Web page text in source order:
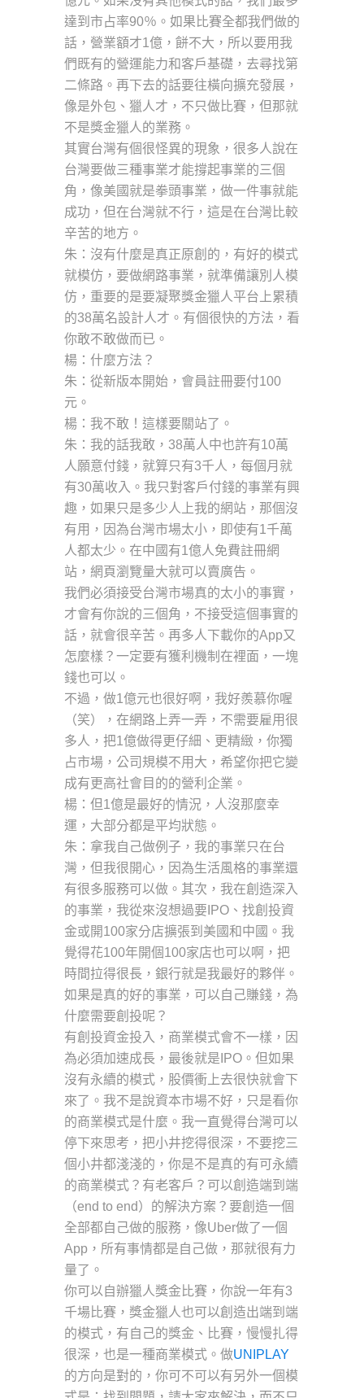
達到市占率90％。如果比賽全都我們做的
話，營業額才1億，餅不大，所以要用我
們既有的營運能力和客戶基礎，去尋找第
二條路。再下去的話要往橫向擴充發展，
像是外包、獵人才，不只做比賽，但那就
不是獎金獵人的業務。
其實台灣有個很怪異的現象，很多人說在
台灣要做三種事業才能撐起事業的三個
角，像美國就是拳頭事業，做一件事就能
成功，但在台灣就不行，這是在台灣比較
辛苦的地方。
朱：沒有什麼是真正原創的，有好的模式
就模仿，要做網路事業，就準備讓別人模
仿，重要的是要凝聚獎金獵人平台上累積
的38萬名設計人才。有個很快的方法，看
你敢不敢做而已。
楊：什麼方法？
朱：從新版本開始，會員註冊要付100
元。
楊：我不敢！這樣要關站了。
朱：我的話我敢，38萬人中也許有10萬
人願意付錢，就算只有3千人，每個月就
有30萬收入。我只對客戶付錢的事業有興
趣，如果只是多少人上我的網站，那個沒
有用，因為台灣市場太小，即使有1千萬
人都太少。在中國有1億人免費註冊網
站，網頁瀏覽量大就可以賣廣告。
我們必須接受台灣市場真的太小的事實，
才會有你說的三個角，不接受這個事實的
話，就會很辛苦。再多人下載你的App又
怎麼樣？一定要有獲利機制在裡面，一塊
錢也可以。
不過，做1億元也很好啊，我好羨慕你喔
（笑），在網路上弄一弄，不需要雇用很
多人，把1億做得更仔細、更精緻，你獨
占市場，公司規模不用大，希望你把它變
成有更高社會目的的營利企業。
楊：但1億是最好的情況，人沒那麼幸
運，大部分都是平均狀態。
朱：拿我自己做例子，我的事業只在台
灣，但我很開心，因為生活風格的事業還
有很多服務可以做。其次，我在創造深入
的事業，我從來沒想過要IPO、找創投資
金或開100家分店擴張到美國和中國。我
覺得花100年開個100家店也可以啊，把
時間拉得很長，銀行就是我最好的夥伴。
如果是真的好的事業，可以自己賺錢，為
什麼需要創投呢？
有創投資金投入，商業模式會不一樣，因
為必須加速成長，最後就是IPO。但如果
沒有永續的模式，股價衝上去很快就會下
來了。我不是說資本市場不好，只是看你
的商業模式是什麼。我一直覺得台灣可以
停下來思考，把小井挖得很深，不要挖三
個小井都淺淺的，你是不是真的有可永續
的商業模式？有老客戶？可以創造端到端
（end to end）的解決方案？要創造一個
全部都自己做的服務，像Uber做了一個
App，所有事情都是自己做，那就很有力
量了。
你可以自辦獵人獎金比賽，你說一年有3
千場比賽，獎金獵人也可以創造出端到端
的模式，有自己的獎金、比賽，慢慢扎得
很深，也是一種商業模式。做UNIPLAY
的方向是對的，你可不可以有另外一個模